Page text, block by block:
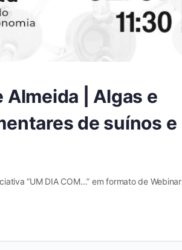
Almeida | Algas e
de suínos e
“UM DIA COM…” em formato de Webinar